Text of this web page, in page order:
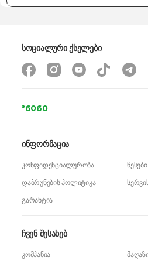
*6060
ჩვენ შესახებ
კომპანია
ინფორმაცია
კონფიდენციალურობა
დაბრუნების პოლიტიკა
გარანტია
სოციალური ქსელები